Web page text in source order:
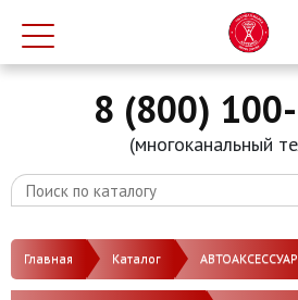
8 (800)
(многоканальный
Главная Каталог